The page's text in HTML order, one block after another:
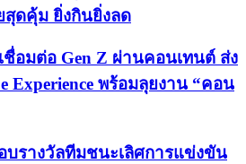
สุดคุ้ม ยิ่งกินยิ่งลด
อมต่อ Gen Z ผ่านคอนเทนต์ ส่ง
Experience พร้อมลุยงาน “คอน
บรางวัลทีมชนะเลิศการแข่งขัน